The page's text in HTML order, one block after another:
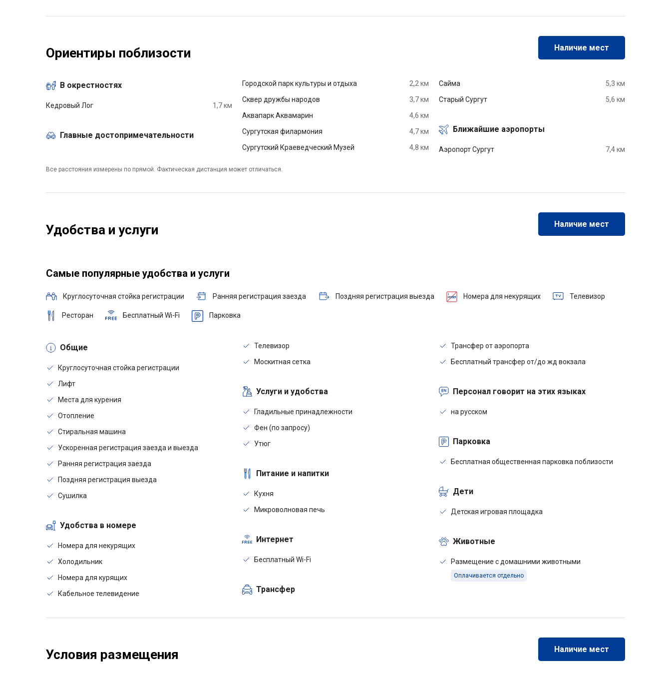
Ориентиры поблизости Наличие мест
В окрестностях
Кедровый Лог 1,7 км
Главные достопримечательности
Городской парк культуры и отдыха
2,2 км
Сквер дружбы народов
3,7 км
Аквапарк Аквамарин
4,6 км
Сургутская филармония
4,7 км
Сургутский Краеведческий Музей
4,8 км
Сайма
5,3 км
Старый Сургут
5,6 км
Ближайшие аэропорты
Аэропорт Сургут 7,4 км
Все расстояния измерены по прямой. Фактическая дистанция может отличаться.
Удобства и услуги Наличие мест
Самые популярные удобства и услуги
Круглосуточная стойка регистрации Ранняя регистрация заезда Поздняя регистрация выезда Номера для некурящих Телевизор
Ресторан Бесплатный Wi-Fi Парковка
Общие
Круглосуточная стойка регистрации
Лифт
Места для курения
Отопление
Стиральная машина
Ускоренная регистрация заезда и выезда
Ранняя регистрация заезда
Поздняя регистрация выезда
Сушилка
Удобства в номере
Номера для некурящих
Холодильник
Номера для курящих
Кабельное телевидение
Телевизор
Москитная сетка
Услуги и удобства
Гладильные принадлежности
Фен (по запросу)
Утюг
Питание и напитки
Кухня
Микроволновая печь
Интернет
Бесплатный Wi-Fi
Трансфер
Трансфер от аэропорта
Бесплатный трансфер от/до жд вокзала
Персонал говорит на этих языках
на русском
Парковка
Бесплатная общественная парковка поблизости
Дети
Детская игровая площадка
Животные
Размещение с домашними животными
Оплачивается отдельно
Условия размещения Наличие мест